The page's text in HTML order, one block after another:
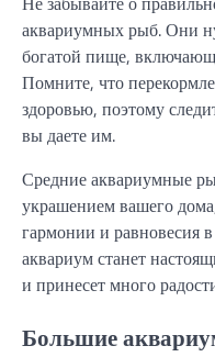
аквариумных рыб. Они
богатой пище,
Помните, что
здоровью, поэтому
вы даете им.
Средние аквариумные
украшением вашего
гармонии и равновесия
аквариум станет
и принесет много
Большие